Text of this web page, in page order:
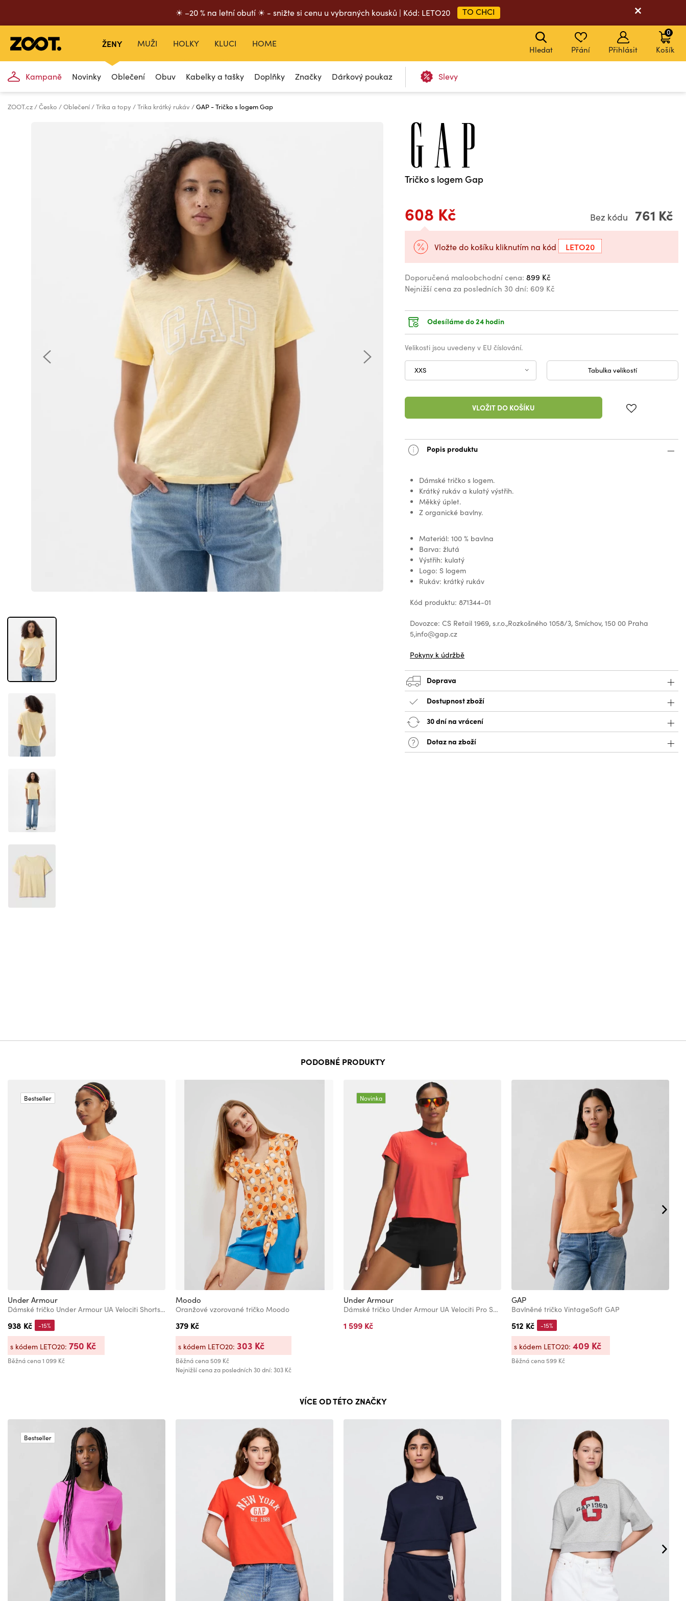
☀ –20 % na letní obutí ☀ - snižte si cenu u vybraných kousků | Kód: LETO20 TO CHCI
ŽENY
Kampaně Novinky Oblečení Obuv Kabelky a tašky Doplňky Značky Dárkový poukaz Slevy
MUŽI HOLKY KLUCI HOME
Hledat Přání Přihlásit Košík
0
ZOOT.cz Česko Oblečení Trika a topy Trika krátký rukáv GAP - Tričko s logem Gap
Tričko s logem Gap
608 Kč Bez kódu 761 Kč
Vložte do košíku kliknutím na kód LETO20
Doporučená maloobchodní cena: 899 Kč
Nejnižší cena za posledních 30 dní: 609 Kč
Odesíláme do 24 hodin
Velikosti jsou uvedeny v EU číslování.
XXS Tabulka velikostí
VLOŽIT DO KOŠÍKU
Popis produktu
Dámské tričko s logem.
Krátký rukáv a kulatý výstřih.
Měkký úplet.
Z organické bavlny.
Materiál: 100 % bavlna
Barva: žlutá
Výstřih: kulatý
Logo: S logem
Rukáv: krátký rukáv
Kód produktu: 871344-01
Dovozce: CS Retail 1969, s.r.o.,Rozkošného 1058/3, Smíchov, 150 00 Praha
5,info@gap.cz
Pokyny k údržbě
Doprava
Dostupnost zboží
30 dní na vrácení
Dotaz na zboží
PODOBNÉ PRODUKTY
Bestseller
Under Armour
Dámské tričko Under Armour UA Velociti Shortsleeve
938 Kč
Běžná cena1 099 Kč
-15%
s kódem LETO20: 750 Kč
Moodo
Oranžové vzorované tričko Moodo
379 Kč
Běžná cena509 Kč
Nejnižší cena za posledních 30 dní: 303 Kč
s kódem LETO20: 303 Kč
Novinka
Under Armour
Dámské tričko Under Armour UA Velociti Pro Shortsleeve
1 599 Kč
GAP
Bavlněné tričko VintageSoft GAP
512 Kč
Běžná cena599 Kč
-15%
s kódem LETO20: 409 Kč
VÍCE OD TÉTO ZNAČKY
Bestseller